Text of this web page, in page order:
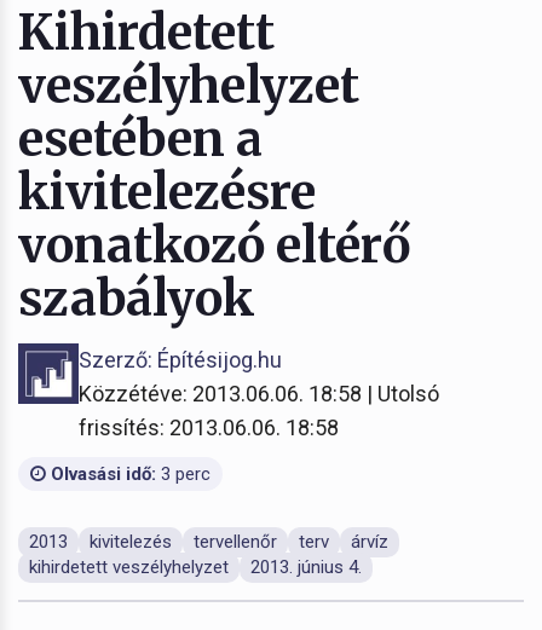
Kihirdetett
veszélyhelyzet
esetében a
kivitelezésre
vonatkozó eltérő
szabályok
Szerző: Építésijog.hu
Közzétéve: 2013.06.06. 18:58 | Utolsó
frissítés: 2013.06.06. 18:58
Olvasási idő: 3 perc
2013 kivitelezés tervellenőr terv
árvíz
kihirdetett veszélyhelyzet
2013. június 4.